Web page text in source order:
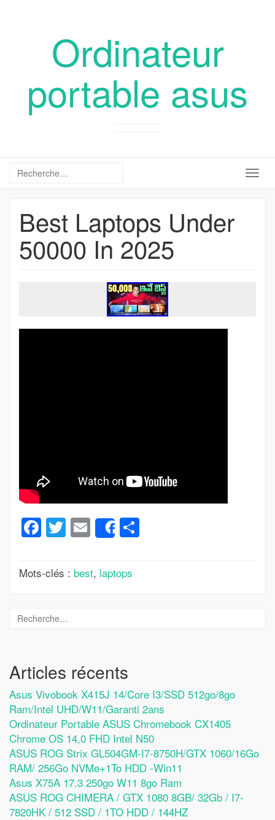
Ordinateur
portable asus
Best Laptops Under
50000 In 2025
Facebook
Twitter
Email
Share
Mots-clés : best, laptops
Articles récents
Asus Vivobook X415J 14/Core I3/SSD 512go/8go
Ram/Intel UHD/W11/Garanti 2ans
Ordinateur Portable ASUS Chromebook CX1405
Chrome OS 14,0 FHD Intel N50
ASUS ROG Strix GL504GM-I7-8750H/GTX 1060/16Go
RAM/ 256Go NVMe+1To HDD -Win11
Asus X75A 17.3 250go W11 8go Ram
ASUS ROG CHIMERA / GTX 1080 8GB/ 32Gb / I7-
7820HK / 512 SSD / 1TO HDD / 144HZ